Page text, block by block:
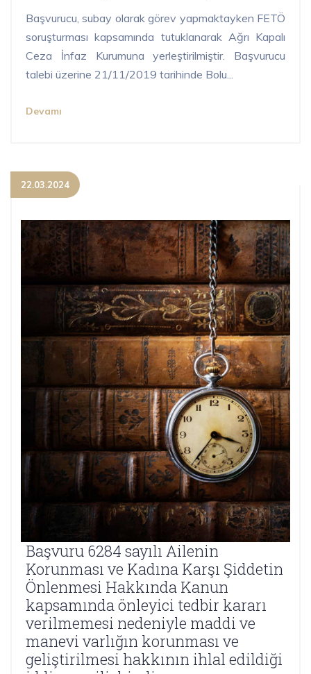
Başvurucu, subay olarak görev yapmaktayken FETÖ
soruşturması kapsamında tutuklanarak Ağrı Kapalı
Ceza İnfaz Kurumuna yerleştirilmiştir. Başvurucu
talebi üzerine 21/11/2019 tarihinde Bolu...
Devamı
22.03.2024
Başvuru 6284 sayılı Ailenin
Korunması ve Kadına Karşı Şiddetin
Önlenmesi Hakkında Kanun
kapsamında önleyici tedbir kararı
verilmemesi nedeniyle maddi ve
manevi varlığın korunması ve
geliştirilmesi hakkının ihlal edildiği